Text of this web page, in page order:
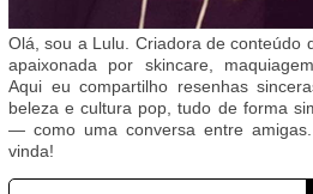
Olá, sou a Lulu. Criadora de conteúdo
apaixonada por skincare,
Aqui eu compartilho resenhas
beleza e cultura pop, tudo de forma
— como uma conversa entre
vinda!